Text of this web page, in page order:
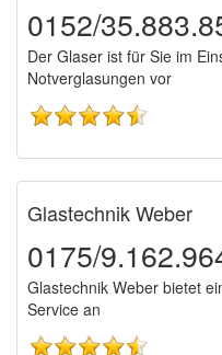
0152/
Der Glaser ist für Sie im
Notverglasungen vor
Glastechnik Weber
0175/
Glastechnik Weber bietet
Service an